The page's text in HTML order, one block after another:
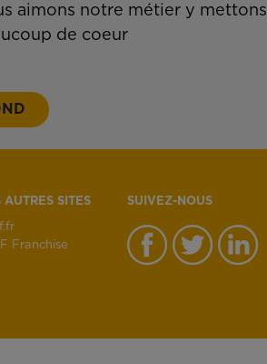
aimons notre métier y mettons
de coeur
AUTRES SITES
Franchise
SUIVEZ-NOUS